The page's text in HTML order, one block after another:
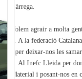
Tàrrega.
Volem agrair a molta
1. A la federació
i per deixar-nos les
2. Al Inefc Lleida per
Material i posant-nos en